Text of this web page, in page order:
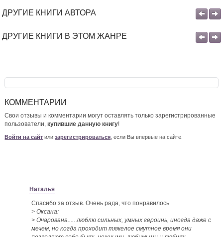
ДРУГИЕ КНИГИ АВТОРА
ДРУГИЕ КНИГИ В ЭТОМ ЖАНРЕ
КОММЕНТАРИИ
Свои отзывы и комментарии могут оставлять только зарегистрированные
пользователи,купившие данную книгу!
Войти на сайт илизарегистрироваться , если Вы впервые на сайте.
Наталья
Спасибо за отзыв. Очень рада, что понравилось
> Оксана:
> Очарована..... люблю сильных, умных героинь, иногда даже с
мечем, но когда проходит тяжелое смутное время они